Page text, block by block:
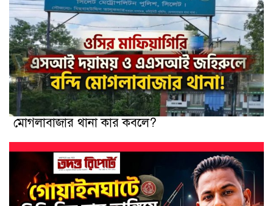
মোগলাবাজার থানা কার কবলে?